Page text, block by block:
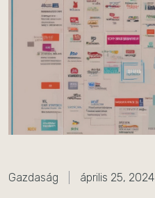
Gazdaság április 25, 2024